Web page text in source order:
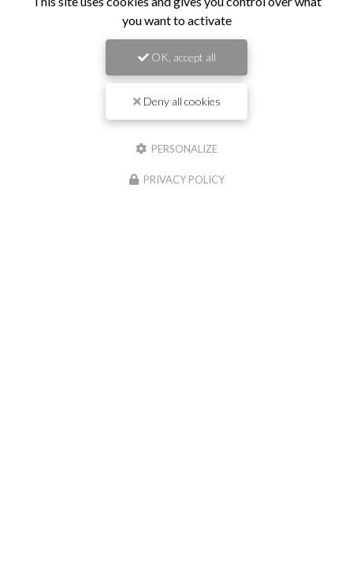
you want to activate
OK, accept all
Deny all cookies
PERSONALIZE
PRIVACY POLICY